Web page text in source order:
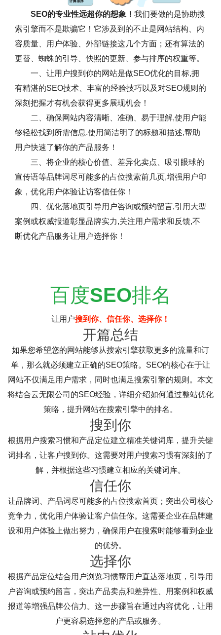
SEO的专业性远超你的想象！ 我们要做的是协助搜
索引擎而不是欺骗它！它涉及到的不止是网站结构、内
容质量、用户体验、外部链接这几个方面；还有算法的
更替、蜘蛛的引导、快照的更新、参与排序的权重等。
一、让用户搜到你的网站是做SEO优化的目标,拥
有精湛的SEO技术、丰富的经验技巧以及对SEO规则的
深刻把握才有机会获得更多展现机会！
二、确保网站内容清晰、准确、易于理解,使用户能
够轻松找到所需信息.使用简洁明了的标题和描述,帮助
用户快速了解你的产品服务！
三、将企业的核心价值、差异化卖点、吸引眼球的
宣传语等品牌词尽可能多的占位搜索前几页,增强用户印
象，优化用户体验让访客信任你！
四、优化落地页引导用户咨询或预约留言,引用大型
案例或权威报道彰显品牌实力,关注用户需求和反馈,不
断优化产品服务让用户选择你！
百度SEO排名
让用户搜到你、信任你、选择你！
开篇总结
如果您希望您的网站能够从搜索引擎获取更多的流量和订
单，那么就必须建立正确的SEO策略。SEO的核心在于让
网站不仅满足用户需求，同时也满足搜索引擎的规则。本文
将结合云无限公司的SEO经验，详细介绍如何通过整站优化
策略，提升网站在搜索引擎中的排名。
搜到你
根据用户搜索习惯和产品定位建立精准关键词库，提升关键
词排名，让客户搜到你。这需要对用户搜索习惯有深刻的了
解，并根据这些习惯建立相应的关键词库。
信任你
让品牌词、产品词尽可能多的占位搜索首页；突出公司核心
竞争力，优化用户体验让客户信任你。这需要企业在品牌建
设和用户体验上做出努力，确保用户在搜索时能够看到企业
的优势。
选择你
根据产品定位结合用户浏览习惯帮用户直达落地页，引导用
户咨询或预约留言，突出产品卖点和差异性、用案例和权威
报道等增强品牌公信力。这一步骤旨在通过内容优化，让用
户更容易选择您的产品或服务。